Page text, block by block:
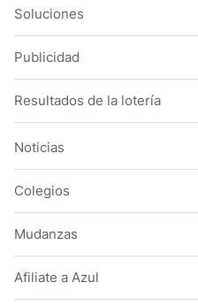
Soluciones
Publicidad
Resultados de la lotería
Noticias
Colegios
Mudanzas
Afiliate a Azul